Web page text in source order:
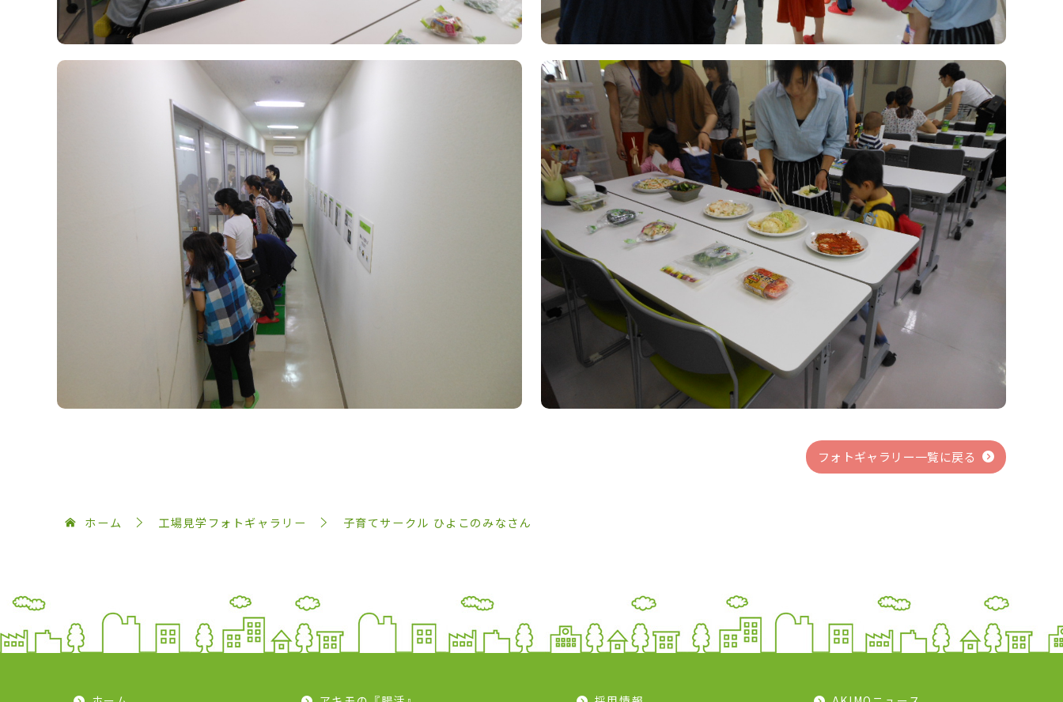
フォトギャラリー一覧に戻る
ホーム 工場見学フォトギャラリー 子育てサークル ひよこのみなさん